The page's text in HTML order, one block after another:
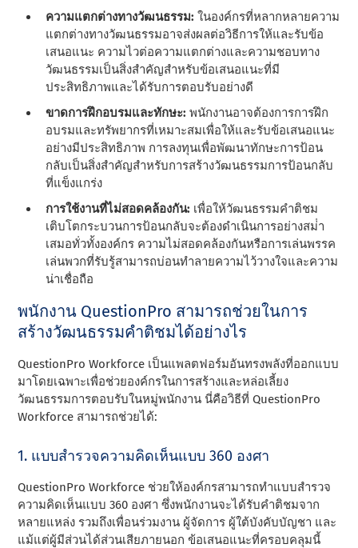
ความแตกต่างทางวัฒนธรรม: ในองค์กรที่หลากหลายความ
แตกต่างทางวัฒนธรรมอาจส่งผลต่อวิธีการให้และรับข้อ
เสนอแนะ ความไวต่อความแตกต่างและความชอบทาง
วัฒนธรรมเป็นสิ่งสําคัญสําหรับข้อเสนอแนะที่มี
ประสิทธิภาพและได้รับการตอบรับอย่างดี
ขาดการฝึกอบรมและทักษะ: พนักงานอาจต้องการการฝึก
อบรมและทรัพยากรที่เหมาะสมเพื่อให้และรับข้อเสนอแนะ
อย่างมีประสิทธิภาพ การลงทุนเพื่อพัฒนาทักษะการป้อน
กลับเป็นสิ่งสําคัญสําหรับการสร้างวัฒนธรรมการป้อนกลับ
ที่แข็งแกร่ง
การใช้งานที่ไม่สอดคล้องกัน: เพื่อให้วัฒนธรรมคําติชม
เติบโตกระบวนการป้อนกลับจะต้องดําเนินการอย่างสม่ํา
เสมอทั่วทั้งองค์กร ความไม่สอดคล้องกันหรือการเล่นพรรค
เล่นพวกที่รับรู้สามารถบ่อนทําลายความไว้วางใจและความ
น่าเชื่อถือ
พนักงาน QuestionPro สามารถช่วยในการ
สร้างวัฒนธรรมคําติชมได้อย่างไร
QuestionPro Workforce เป็นแพลตฟอร์มอันทรงพลังที่ออกแบบ
มาโดยเฉพาะเพื่อช่วยองค์กรในการสร้างและหล่อเลี้ยง
วัฒนธรรมการตอบรับในหมู่พนักงาน นี่คือวิธีที่ QuestionPro
Workforce สามารถช่วยได้:
1. แบบสํารวจความคิดเห็นแบบ 360 องศา
QuestionPro Workforce ช่วยให้องค์กรสามารถทําแบบสํารวจ
ความคิดเห็นแบบ 360 องศา ซึ่งพนักงานจะได้รับคําติชมจาก
หลายแหล่ง รวมถึงเพื่อนร่วมงาน ผู้จัดการ ผู้ใต้บังคับบัญชา และ
แม้แต่ผู้มีส่วนได้ส่วนเสียภายนอก ข้อเสนอแนะที่ครอบคลุมนี้